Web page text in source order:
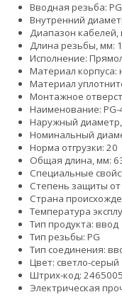
Вводная резьба:
Внутренний
Диапазон кабелей,
Длина резьбы, мм:
Исполнение:
Материал корпуса:
Материал
Монтажное
Наименование: PG-
Наружный
Номинальный
Норма отгрузки: 20
Общая длина, мм:
Специальные
Степень защиты от
Страна
Температура
Тип продукта: ввод
Тип резьбы: PG
Тип соединения:
Цвет: светло-серый
Штрих-код:
Электрическая